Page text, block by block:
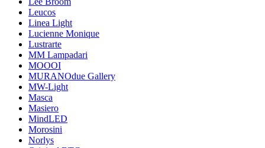
Leucos
Linea Light
Lucienne Monique
Lustrarte
MM Lampadari
MOOOI
MURANOdue Gallery
MW-Light
Masca
Masiero
MindLED
Morosini
Norlys